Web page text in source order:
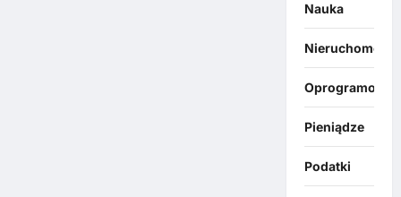
Nauka
Nieruchomości
Pieniądze
Podatki